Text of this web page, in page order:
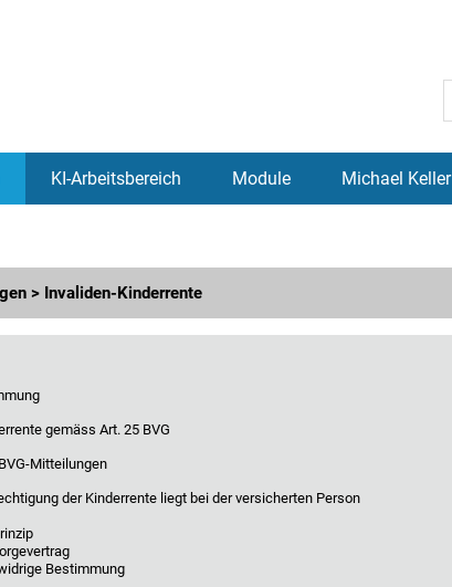
KI-Arbeitsbereich Module Michael Keller
> Invaliden-Kinderrente
gemäss Art. 25 BVG
Mitteilungen
der Kinderrente liegt bei der versicherten Person
Bestimmung